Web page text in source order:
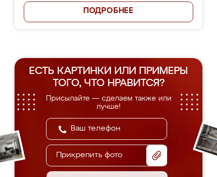
ПОДРОБНЕЕ
ЕСТЬ КАРТИНКИ ИЛИ ПРИМЕРЫ
ТОГО, ЧТО НРАВИТСЯ?
Присылайте — сделаем также или
лучше!
Прикрепить фото